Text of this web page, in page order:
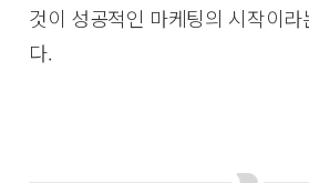
것이 성공적인 마케팅의 시작이
다.